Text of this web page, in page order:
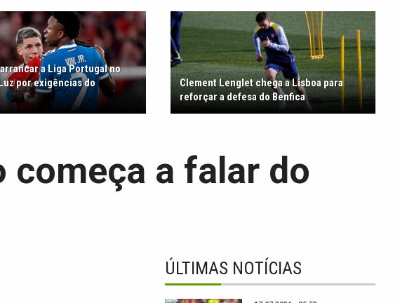
a Liga Portugal no
por exigências do
Clement Lenglet chega a Lisboa para
reforçar a defesa do Benfica
começa a falar do
ÚLTIMAS NOTÍCIAS